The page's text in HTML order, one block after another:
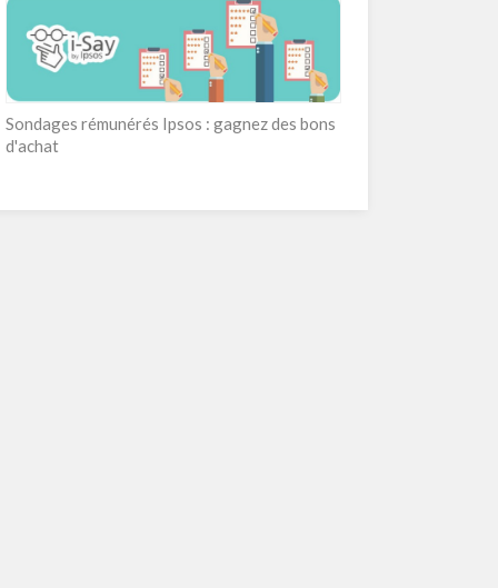
Sondages rémunérés Ipsos : gagnez des bons
d'achat